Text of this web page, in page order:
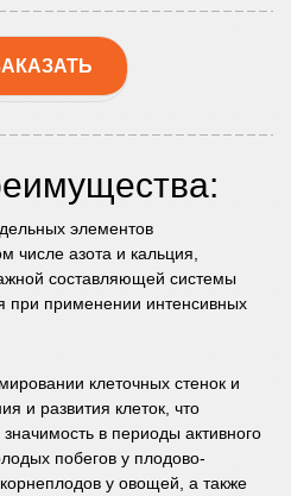
элементов
числе азота и кальция,
составляющей системы
при применении интенсивных
клеточных стенок и
и развития клеток, что
в периоды активного
побегов у плодово-
у овощей, а также